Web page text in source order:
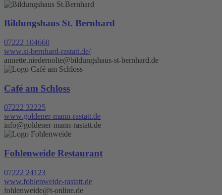
Bildungshaus St. Bernhard
07222 104660
www.st-bernhard-rastatt.de/
annette.niedernolte@bildungshaus-st-bernhard.de
Café am Schloss
07222 32225
www.goldener-mann-rastatt.de
info@goldener-mann-rastatt.de
Fohlenweide Restaurant
07222 24123
www.fohlenweide-rastatt.de
fohlenweide@t-online.de